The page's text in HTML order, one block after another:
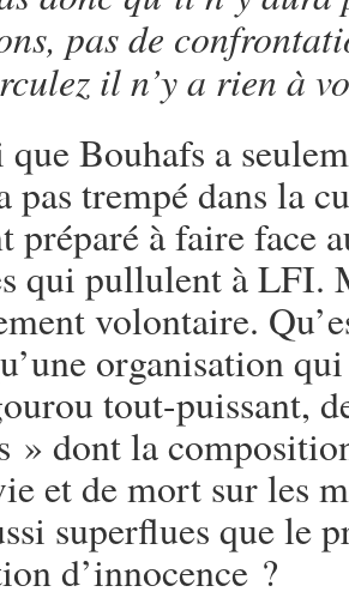
pas de
il n’y a rien à
Bouhafs a
pas trempé dans la
préparé à faire face
qui pullulent à LFI.
volontaire.
organisation
tout-puissant,
» dont la
et de mort sur les
superflues que le
d’innocence ?